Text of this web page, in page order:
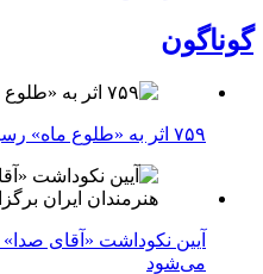
گوناگون
۷۵۹ اثر به «طلوع ماه» رسید
آیین نکوداشت «آقای صدا»
می‌شود